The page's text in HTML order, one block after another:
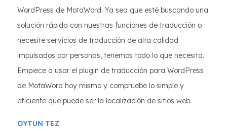
WordPress de MotaWord. Ya sea que esté buscando una
solución rápida con nuestras funciones de traducción o
necesite servicios de traducción de alta calidad
impulsados por personas, tenemos todo lo que necesita.
Empiece a usar el plugin de traducción para WordPress
de MotaWord hoy mismo y compruebe lo simple y
eficiente que puede ser la localización de sitios web.
OYTUN TEZ